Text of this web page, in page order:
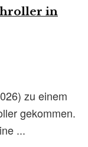
in
zu einem
gekommen.
...